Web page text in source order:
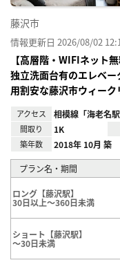
藤沢市
情報更新日 2026/08/02
【高層階・WIFIネット
独立洗面台有のエレベ
用割安な藤沢市ウィーク
アクセス 相模線「海老名駅
間取り 1K
築年数 2018年 10月 築
プラン名・期間
ロング【藤沢駅】
30日以上～360日未満
ショート【藤沢駅】
～30日未満